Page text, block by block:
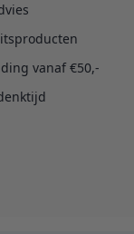
vanaf €50,-